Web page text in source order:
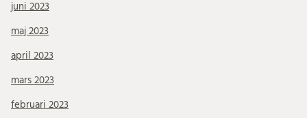
juni 2023
maj 2023
april 2023
mars 2023
februari 2023